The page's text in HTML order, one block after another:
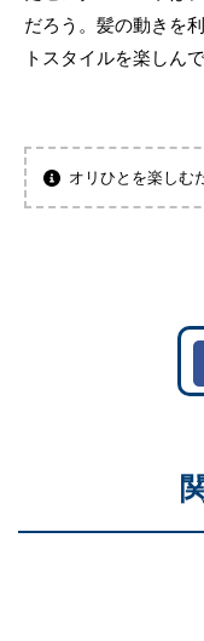
だろう。髪の動きを
トスタイルを楽しん
オリひとを楽しむ